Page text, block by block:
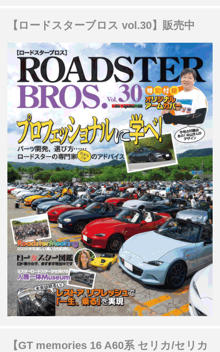
【ロードスターブロス vol.30】販売中
【GT memories 16 A60系 セリカ/セリカ